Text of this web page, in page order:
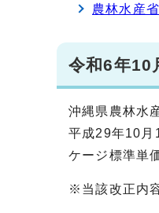
農林水産
令和6年10
沖縄県農林水
平成29年10月
ケージ標準単
※当該改正内